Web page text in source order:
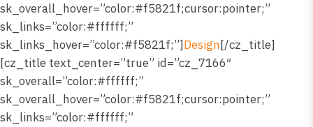
sk_overall_hover=”color:#f5821f;cursor:pointer;”
sk_links=”color:#ffffff;”
sk_links_hover=”color:#f5821f;”]Design[/cz_title]
[cz_title text_center=”true” id=”cz_7166″
sk_overall=”color:#ffffff;”
sk_overall_hover=”color:#f5821f;cursor:pointer;”
sk_links=”color:#ffffff;”